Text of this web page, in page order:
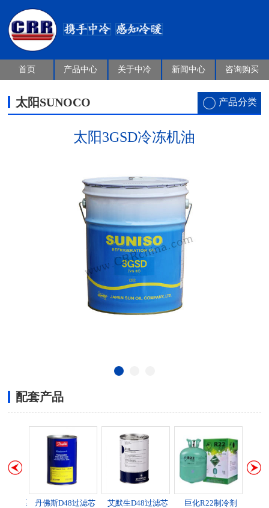
首页 产品中心 关于中冷 新闻中心 咨询购买
太阳SUNOCO 产品分类
太阳3GSD冷冻机油
配套产品
加油泵 丹佛斯D48过滤芯 艾默生D48过滤芯 巨化R22制冷剂